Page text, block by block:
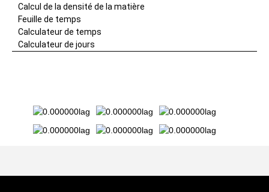
Calcul de la densité de la matière
Feuille de temps
Calculateur de temps
Calculateur de jours